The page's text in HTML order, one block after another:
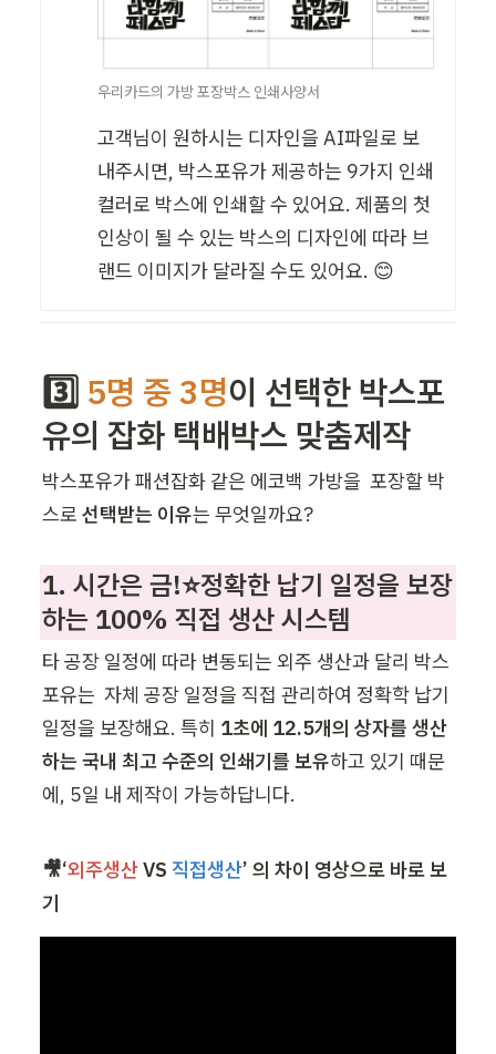
우리카드의 가방 포장박스 인쇄사양서
고객님이 원하시는 디자인을 AI파일로 보
내주시면, 박스포유가 제공하는 9가지 인쇄
컬러로 박스에 인쇄할 수 있어요. 제품의 첫
인상이 될 수 있는 박스의 디자인에 따라 브
랜드 이미지가 달라질 수도 있어요. 😊
3️⃣ 5명 중 3명이 선택한 박스포
유의 잡화 택배박스 맞춤제작
박스포유가 패션잡화 같은 에코백 가방을  포장할 박
스로 선택받는 이유는 무엇일까요?
1. 시간은 금!⭐정확한 납기 일정을 보장
하는 100% 직접 생산 시스템
타 공장 일정에 따라 변동되는 외주 생산과 달리 박스
포유는  자체 공장 일정을 직접 관리하여 정확학 납기
일정을 보장해요. 특히 1초에 12.5개의 상자를 생산
하는 국내 최고 수준의 인쇄기를 보유하고 있기 때문
에, 5일 내 제작이 가능하답니다.
🎥‘외주생산 VS 직접생산’ 의 차이 영상으로 바로 보
기